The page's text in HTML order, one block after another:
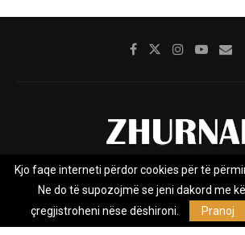
Rreth nesh Impresumi
Privacy Policy
Zhurnal.mk është Agjenci e Lajmeve e
Kjo faqe interneti përdor cookies për të
Ne do të supozojmë se jeni dakord me
çregjistroheni nëse dëshironi.
Pranoj